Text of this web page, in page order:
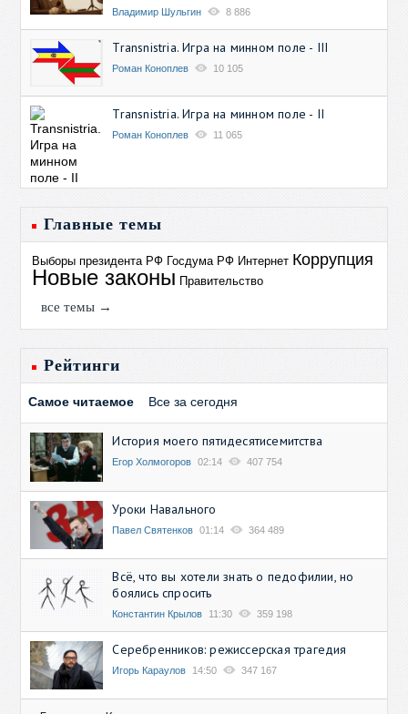
Владимир Шульгин 8 886
Transnistria. Игра на минном поле - III
Роман Коноплев 10 105
Transnistria. Игра на минном поле - II
Роман Коноплев 11 065
Главные темы
Выборы президента РФ Госдума РФ Интернет Коррупция
Новые законы Правительство
все темы →
Рейтинги
Самое читаемое Все за сегодня
История моего пятидесятисемитства
Егор Холмогоров 02:14 407 754
Уроки Навального
Павел Святенков 01:14 364 489
Всё, что вы хотели знать о педофилии, но
боялись спросить
Константин Крылов 11:30 359 198
Серебренников: режиссерская трагедия
Игорь Караулов 14:50 347 167